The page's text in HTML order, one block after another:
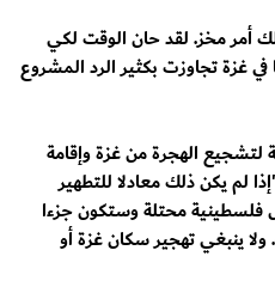
أمر مخز. لقد حان الوقت لكي
في غزة تجاوزت بكثير الرد المشروع
لتشجيع الهجرة من غزة وإقامة
لم يكن ذلك معادلا للتطهير
فلسطينية محتلة وستكون جزءا
ولا ينبغي تهجير سكان غزة أو